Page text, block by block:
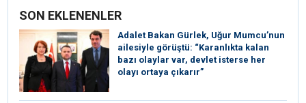
SON EKLENENLER
Adalet Bakan Gürlek, Uğur Mumcu’nun
ailesiyle görüştü: “Karanlıkta kalan
bazı olaylar var, devlet isterse her
olayı ortaya çıkarır”